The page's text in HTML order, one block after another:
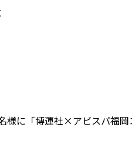
に「博運社×アビスパ福